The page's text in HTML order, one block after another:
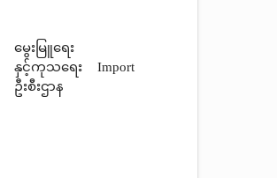
မွေးမြူရေး
နှင့်ကုသရေး
ဦးစီးဌာန
Import